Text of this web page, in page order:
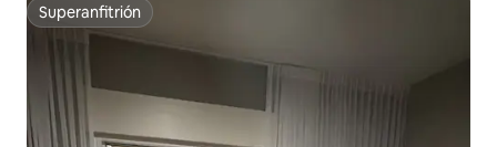
Superanfitrión
Superanfitrión